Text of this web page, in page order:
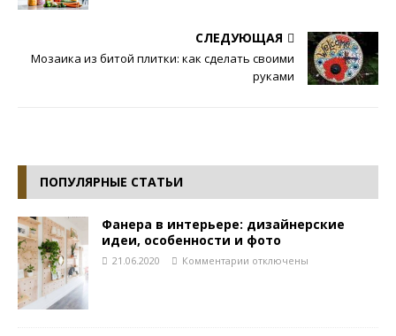
СЛЕДУЮЩАЯ
Мозаика из битой плитки: как сделать своими
руками
ПОПУЛЯРНЫЕ СТАТЬИ
Фанера в интерьере: дизайнерские
идеи, особенности и фото
21.06.2020 Комментарии отключены